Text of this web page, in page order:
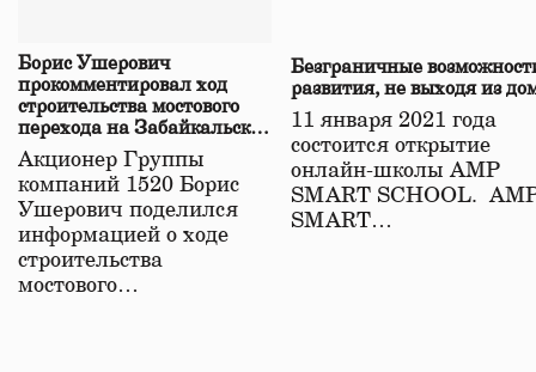
Борис Ушерович
прокомментировал ход
строительства мостового
перехода на Забайкальской
железной дороге
Акционер Группы
компаний 1520 Борис
Ушерович поделился
информацией о ходе
строительства
мостового…
Безграничные
развития, не выходя из
11 января 2021 года
состоится открытие
онлайн-школы АМР
SMART SCHOOL.
SMART…